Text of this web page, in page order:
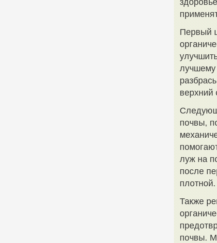
Первый
лучшему
верхний
почвы,
луж на
после
плотной.
Также
почвы.